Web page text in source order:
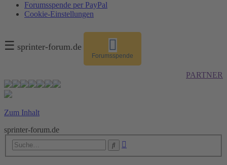
Forumsspende per PayPal
Cookie-Einstellungen
☰ sprinter-forum.de
Forumsspende
PARTNER
Zum Inhalt
sprinter-forum.de
Suche